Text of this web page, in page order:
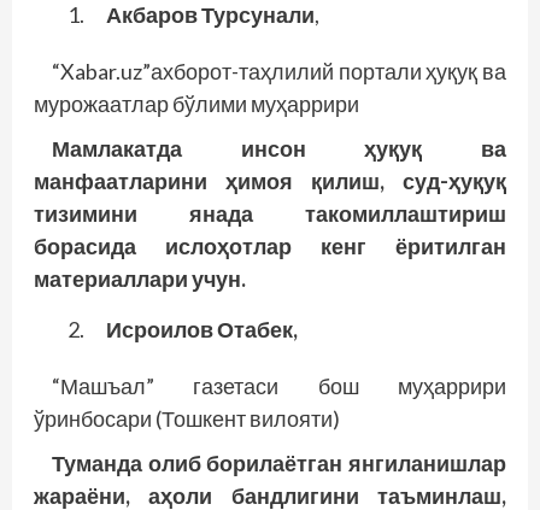
Акбаров Турсунали,
“Xabar.uz”ахборот-таҳлилий портали ҳуқуқ ва
мурожаатлар бўлими муҳаррири
Мамлакатда инсон ҳуқуқ ва
манфаатларини ҳимоя қилиш, суд-ҳуқуқ
тизимини янада такомиллаштириш
борасида ислоҳотлар кенг ёритилган
материаллари учун.
Исроилов Отабек,
“Машъал” газетаси бош муҳаррири
ўринбосари (Тошкент вилояти)
Туманда олиб борилаётган янгиланишлар
жараёни, аҳоли бандлигини таъминлаш,